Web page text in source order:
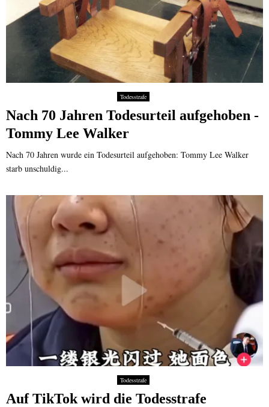
Todesstrafe
Nach 70 Jahren Todesurteil aufgehoben -
Tommy Lee Walker
Nach 70 Jahren wurde ein Todesurteil aufgehoben: Tommy Lee Walker
starb unschuldig...
Todesstrafe
Auf TikTok wird die Todesstrafe